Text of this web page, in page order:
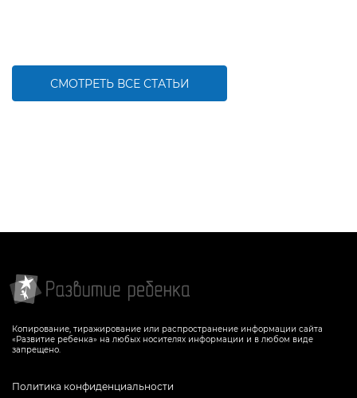
СМОТРЕТЬ ВСЕ СТАТЬИ
Копирование, тиражирование или распространение информации сайта
«Развитие ребенка» на любых носителях информации и в любом виде
запрещено.
Политика конфиденциальности